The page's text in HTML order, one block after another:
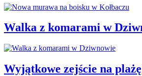
Walka z komarami w
Wyjątkowe zejście na